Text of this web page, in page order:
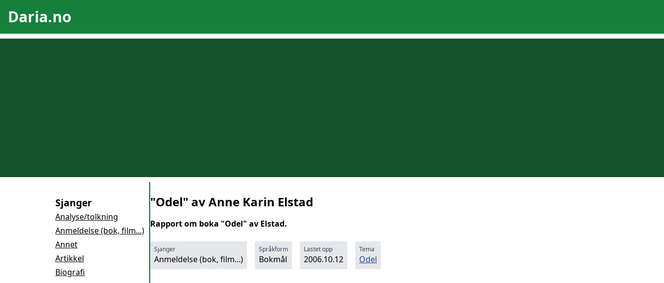
Daria.no
Sjanger
Analyse/tolkning
Anmeldelse (bok, film...)
Annet
Artikkel
Biografi
"Odel" av Anne Karin Elstad
Rapport om boka "Odel" av Elstad.
Sjanger
Anmeldelse (bok, film...)
Språkform
Bokmål
Lastet opp
2006.10.12
Tema
Odel